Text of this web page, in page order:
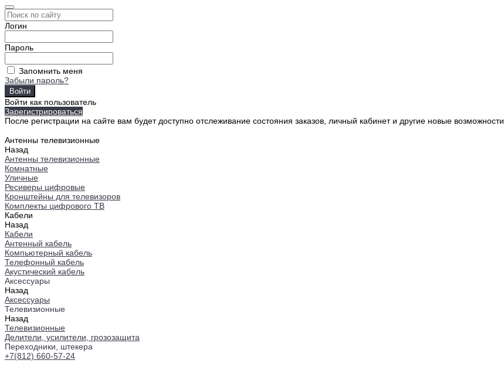
Логин
Пароль
Запомнить меня
Забыли пароль?
Войти как пользователь
Зарегистрироваться
После регистрации на сайте вам будет доступно отслеживание состояния заказов, личный кабинет и другие новые возможности
Антенны телевизионные
Назад
Антенны телевизионные
Комнатные
Уличные
Ресиверы цифровые
Кронштейны для телевизоров
Комплекты цифрового ТВ
Кабели
Назад
Кабели
Антенный кабель
Компьютерный кабель
Телефонный кабель
Акустический кабель
Аксессуары
Назад
Аксессуары
Телевизионные
Назад
Телевизионные
Делители, усилители, грозозащита
Переходники, штекера
+7(812) 660-57-24